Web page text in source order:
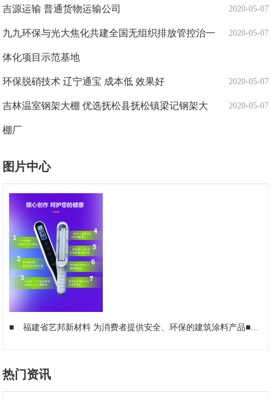
2020-05-07
吉源运输 普通货物运输公司
2020-05-07
九九环保与光大焦化共建全国无组织排放管控治一
体化项目示范基地
2020-05-07
环保脱硝技术 辽宁通宝 成本低 效果好
2020-05-07
吉林温室钢架大棚 优选抚松县抚松镇梁记钢架大
棚厂
图片中心
■ 福建省艺邦新材料 为消费者提供安全、环保的建筑涂料产品■
热门资讯